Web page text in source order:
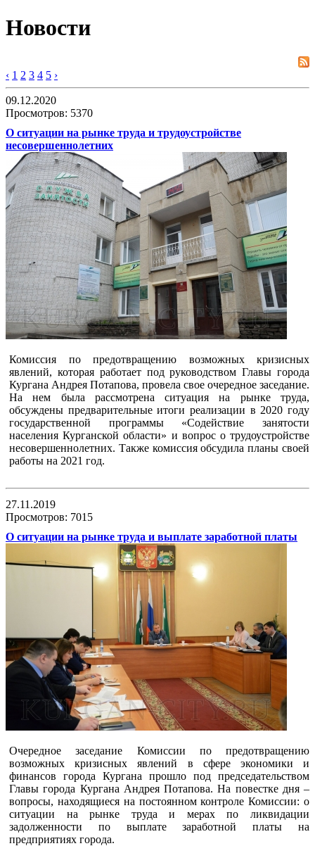
Новости
‹ 1 2 3 4 5 ›
09.12.2020
Просмотров: 5370
О ситуации на рынке труда и трудоустройстве
несовершеннолетних
Комиссия по предотвращению возможных кризисных
явлений, которая работает под руководством Главы города
Кургана Андрея Потапова, провела свое очередное заседание.
На нем была рассмотрена ситуация на рынке труда,
обсуждены предварительные итоги реализации в 2020 году
государственной программы «Содействие занятости
населения Курганской области» и вопрос о трудоустройстве
несовершеннолетних. Также комиссия обсудила планы своей
работы на 2021 год.
27.11.2019
Просмотров: 7015
О ситуации на рынке труда и выплате заработной платы
Очередное заседание Комиссии по предотвращению
возможных кризисных явлений в сфере экономики и
финансов города Кургана прошло под председательством
Главы города Кургана Андрея Потапова. На повестке дня –
вопросы, находящиеся на постоянном контроле Комиссии: о
ситуации на рынке труда и мерах по ликвидации
задолженности по выплате заработной платы на
предприятиях города.